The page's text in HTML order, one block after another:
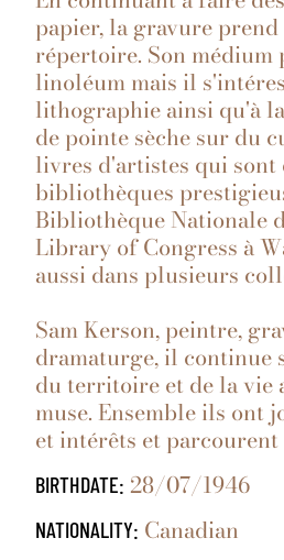
papier, la gravure prend
répertoire. Son
linoléum mais il
lithographie ainsi qu'à
de pointe sèche sur du
livres d'artistes qui sont
bibliothèques
Bibliothèque Nationale
Library of Congress à
aussi dans plusieurs
Sam Kerson, peintre,
dramaturge, il continue
du territoire et de la vie
muse. Ensemble ils ont
et intérêts et parcourent
BIRTHDATE: 28/07/1946
NATIONALITY: Canadian